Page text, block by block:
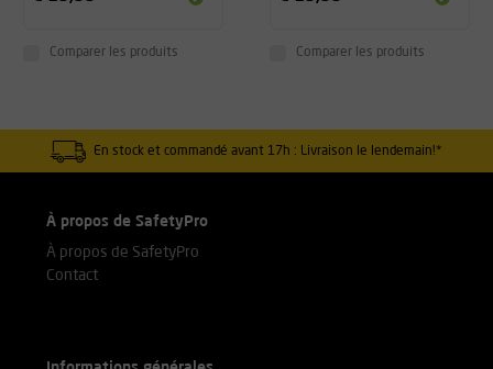
Comparer les produits Comparer les produits
En stock et commandé avant 17h : Livraison le lendemain!*
À propos de SafetyPro
À propos de SafetyPro
Contact